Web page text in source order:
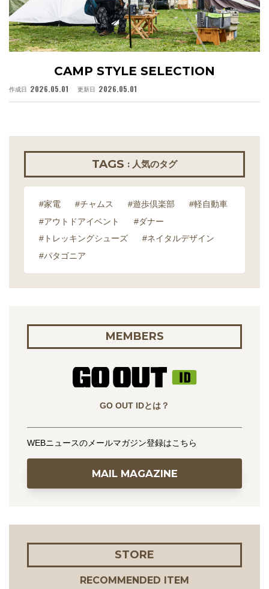
CAMP STYLE SELECTION
作成日 2026.05.01 更新日 2026.05.01
TAGS : 人気のタグ
#家電 #チャムス #遊歩倶楽部
#軽自動車
#アウトドアイベント
#ダナー
#トレッキングシューズ
#ネイタルデザイン
#パタゴニア
MEMBERS
GO OUT IDとは？
WEBニュースのメールマガジン登録はこちら
MAIL MAGAZINE
STORE
RECOMMENDED ITEM